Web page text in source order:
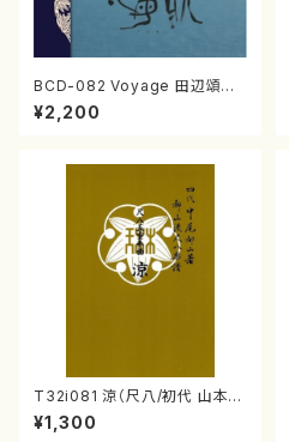
BCD-082 Voyage 田辺頌山
の演奏によるマーティン・リーガ
ン尺八作品集（田辺頌山/マーテ
¥2,200
T32i081 涼（尺八/初代 山本邦
山/尺八/都山式譜）都山流公刊
楽譜曲番:530
¥1,300